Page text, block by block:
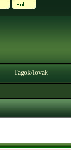
Tagok/lovak